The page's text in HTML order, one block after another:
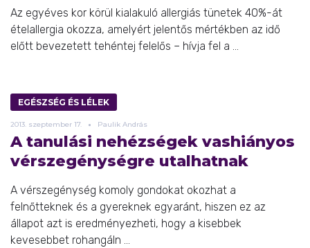
Az egyéves kor körül kialakuló allergiás tünetek 40%-át
ételallergia okozza, amelyért jelentős mértékben az idő
előtt bevezetett tehéntej felelős – hívja fel a ...
EGÉSZSÉG ÉS LÉLEK
2013. szeptember 17. Paulik András
A tanulási nehézségek vashiányos
vérszegénységre utalhatnak
A vérszegénység komoly gondokat okozhat a
felnőtteknek és a gyereknek egyaránt, hiszen ez az
állapot azt is eredményezheti, hogy a kisebbek
kevesebbet rohangáln ...